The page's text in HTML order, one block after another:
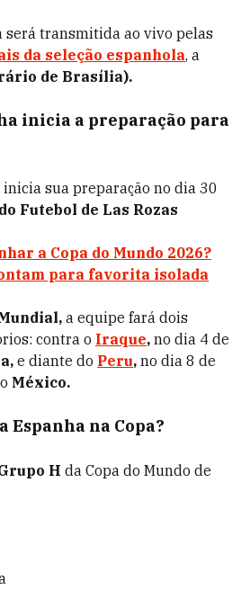
será transmitida ao vivo pelas
da seleção espanhola, a
de Brasília).
inicia a preparação para
sua preparação no dia 30
Futebol de Las Rozas
a Copa do Mundo 2026?
para favorita isolada
a equipe fará dois
contra o Iraque, no dia 4 de
e diante do Peru, no dia 8 de
México.
Espanha na Copa?
H da Copa do Mundo de